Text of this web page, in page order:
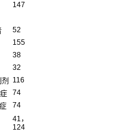
147
52
155
38
32
116
74
74
41，
124